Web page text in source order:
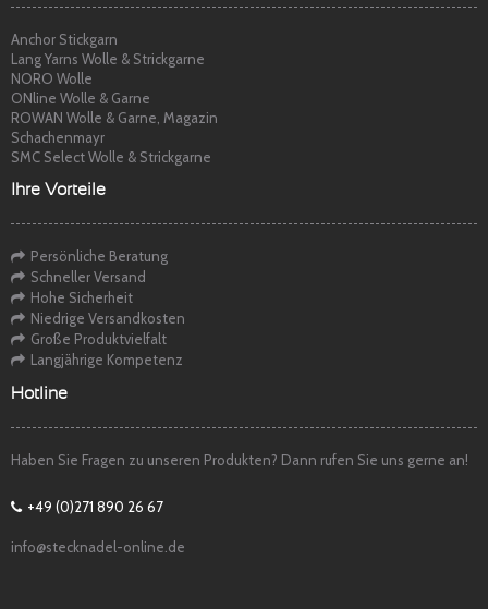
Anchor Stickgarn
Lang Yarns Wolle & Strickgarne
NORO Wolle
ONline Wolle & Garne
ROWAN Wolle & Garne, Magazin
Schachenmayr
SMC Select Wolle & Strickgarne
Ihre Vorteile
Persönliche Beratung
Schneller Versand
Hohe Sicherheit
Niedrige Versandkosten
Große Produktvielfalt
Langjährige Kompetenz
Hotline
Haben Sie Fragen zu unseren Produkten? Dann rufen Sie uns gerne an!
+49 (0)271 890 26 67
info@stecknadel-online.de